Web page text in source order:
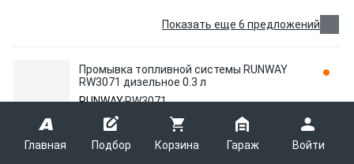
Главная Подбор Корзина Гараж Войти
Показать еще 6 предложений
Промывка топливной системы RUNWAY
RW3071 дизельное 0.3 л
RUNWAYRW3071
УДАЛИТЕЛЬ ВЛАГИ ИЗ ДИЗЕЛЬНОГО ТОПЛИВА